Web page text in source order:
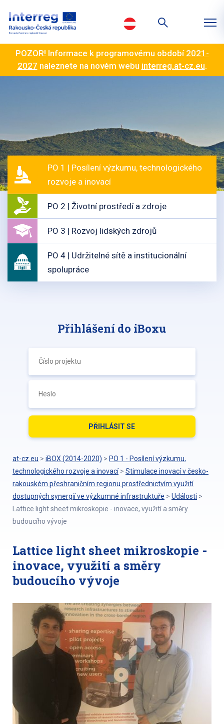
POZOR! Informace k programovému období 2021-
2027 naleznete na novém webu interreg.at-cz.eu.
PO 1 | Posílení výzkumu, technologického
rozvoje a inovací
PO 2 | Životní prostředí a zdroje
PO 3 | Rozvoj lidských zdrojů
PO 4 | Udržitelné sítě a institucionální
spolupráce
Přihlášení do iBoxu
at-cz.eu > iBOX (2014-2020) > PO 1 - Posílení výzkumu,
technologického rozvoje a inovací > Stimulace inovací v česko-
rakouském přeshraničním regionu prostřednictvím využití
dostupných synergií ve výzkumné infrastruktuře > Události >
Lattice light sheet mikroskopie - inovace, využití a směry
budoucího vývoje
Lattice light sheet mikroskopie -
inovace, využití a směry
budoucího vývoje